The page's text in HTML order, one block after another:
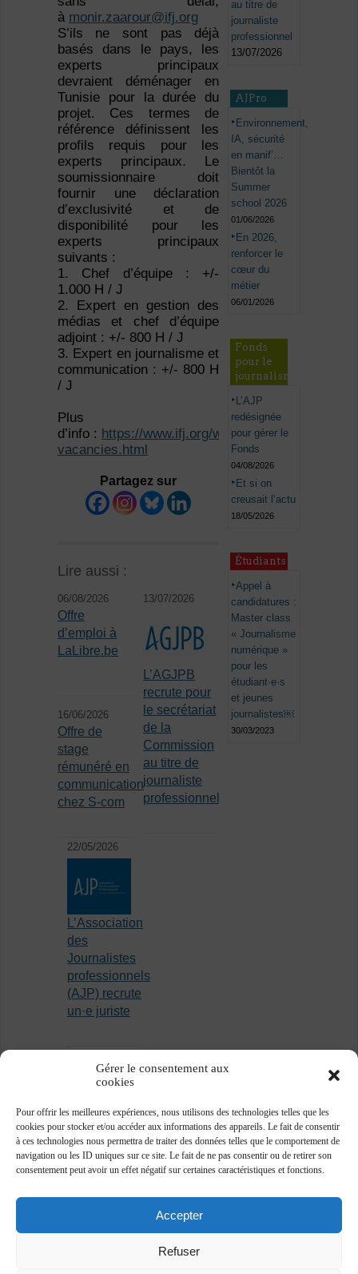
Gérer le consentement aux
cookies
Pour offrir les meilleures expériences, nous utilisons des technologies telles que les
cookies pour stocker et/ou accéder aux informations des appareils. Le fait de consentir
à ces technologies nous permettra de traiter des données telles que le comportement de
navigation ou les ID uniques sur ce site. Le fait de ne pas consentir ou de retirer son
consentement peut avoir un effet négatif sur certaines caractéristiques et fonctions.
Accepter
Refuser
à monir.zaarour@ifj.org
S’ils ne sont pas déjà
basés dans le pays, les
experts principaux
devraient déménager en
Tunisie pour la durée du
projet. Ces termes de
référence définissent les
profils requis pour les
experts principaux. Le
soumissionnaire doit
fournir une déclaration
d’exclusivité et de
disponibilité pour les
experts principaux
suivants :
1. Chef d’équipe : +/-
1.000 H / J
2. Expert en gestion des
médias et chef d’équipe
adjoint : +/- 800 H / J
3. Expert en journalisme et
communication : +/- 800 H
/ J
Plus
d’info : https://www.ifj.org/who/job-
vacancies.html
Partagez sur
Lire aussi :
06/08/2026
Offre
d’emploi à
LaLibre.be
13/07/2026
L’AGJPB
recrute pour
le secrétariat
de la
Commission
au titre de
journaliste
professionnel
16/06/2026
Offre de
stage
rémunéré en
communication
chez S-com
22/05/2026
L’Association
des
Journalistes
professionnels
(AJP) recrute
un·e juriste
au titre de
journaliste
professionnel
13/07/2026
AJPro
Environnement,
IA, sécurité
en manif’…
Bientôt la
Summer
school 2026
01/06/2026
En 2026,
renforcer le
cœur du
métier
06/01/2026
Fonds
pour le
journalisme
L’AJP
redésignée
pour gérer le
Fonds
04/08/2026
Et si on
creusait l’actu
18/05/2026
Étudiants
Appel à
candidatures :
Master class
« Journalisme
numérique »
pour les
étudiant·e·s
et jeunes
journalistes￼
30/03/2023